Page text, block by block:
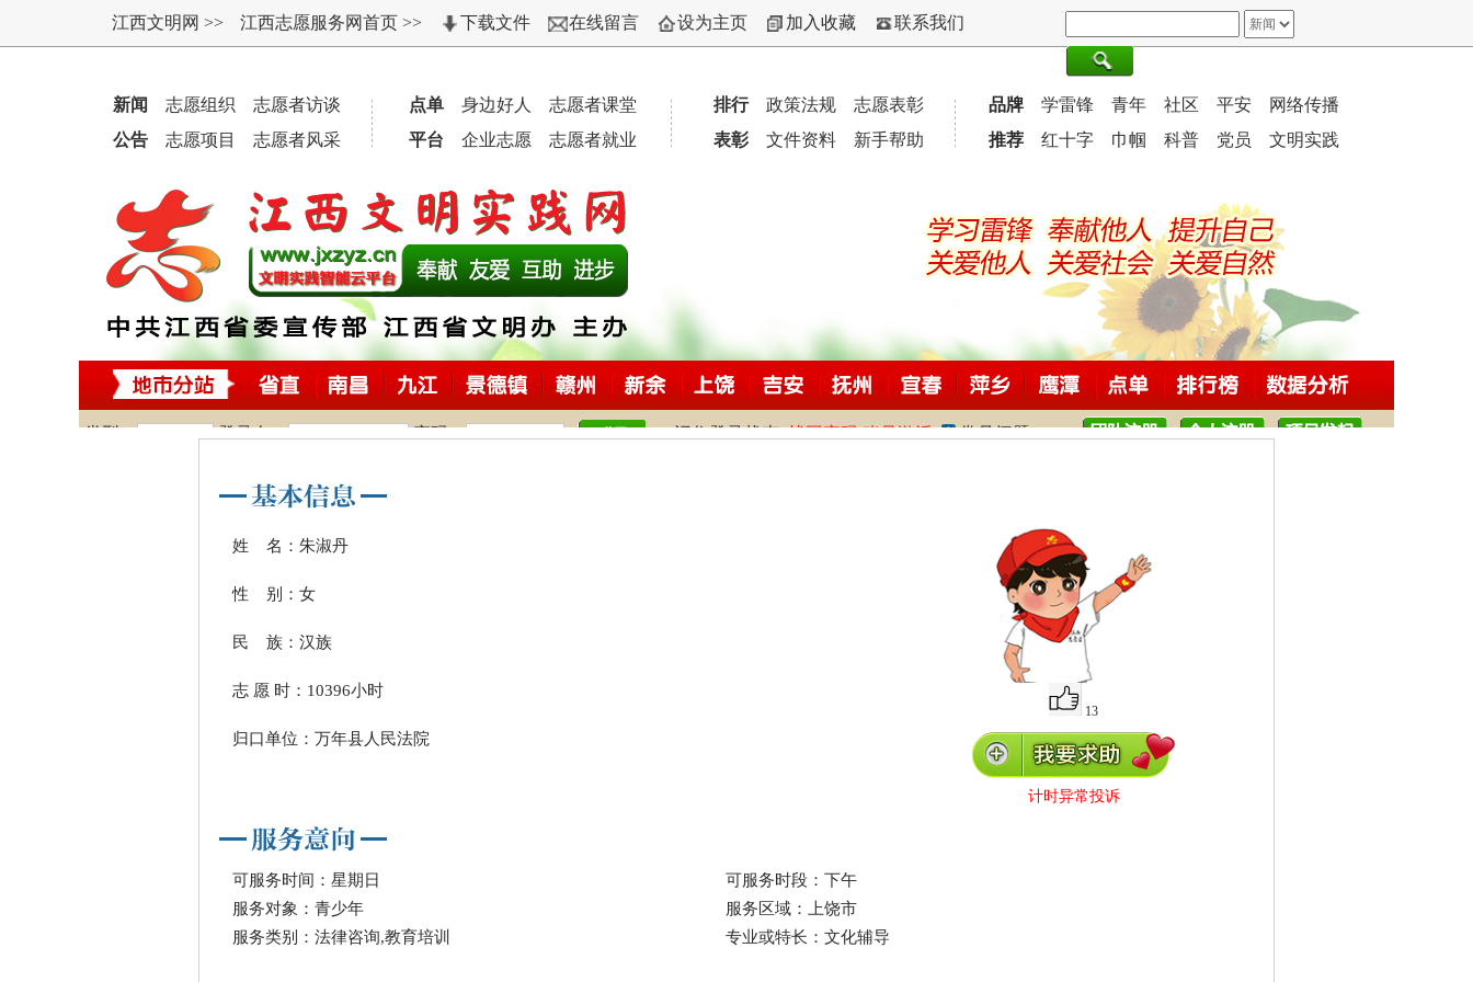
姓 名：朱淑丹
13
计时异常投诉
性 别：女
民 族：汉族
志 愿 时：10396小时
归口单位：万年县人民法院
可服务时间：星期日
可服务时段：下午
服务对象：青少年
服务区域：上饶市
服务类别：法律咨询,教育培训
专业或特长：文化辅导